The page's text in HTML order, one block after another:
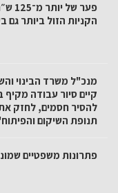
פער
הקניות הזול ביותר גם
מנכ"ל משרד הבינוי
קיים סיור עבודה מקיף
להסיר חסמים, לחזק
תנופת השיקום
פתרונות משפטיים